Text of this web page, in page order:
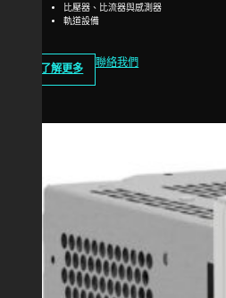
比壓器、比流器與感測器
軌道設備
了解更多
聯絡我們